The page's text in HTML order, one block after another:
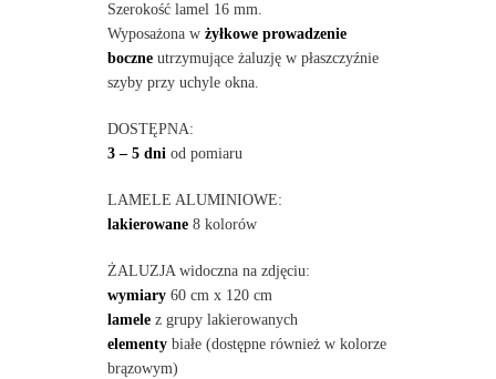
Szerokość lamel 16 mm.
Wyposażona w żyłkowe prowadzenie
boczneutrzymujące żaluzję w płaszczyźnie
szyby przy uchyle okna.
DOSTĘPNA:
3 – 5 dniod pomiaru
LAMELE ALUMINIOWE:
lakierowane8 kolorów
ŻALUZJA widoczna na zdjęciu:
wymiary60 cm x 120 cm
lamelez grupy lakierowanych
elementybiałe (dostępne również w kolorze
brązowym)